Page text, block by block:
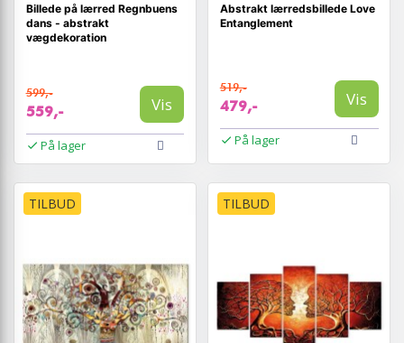
Billede på lærred Regnbuens
dans - abstrakt
vægdekoration
599,-
559,- Vis
På lager
Abstrakt lærredsbillede Love
Entanglement
519,-
479,- Vis
På lager
TILBUD TILBUD